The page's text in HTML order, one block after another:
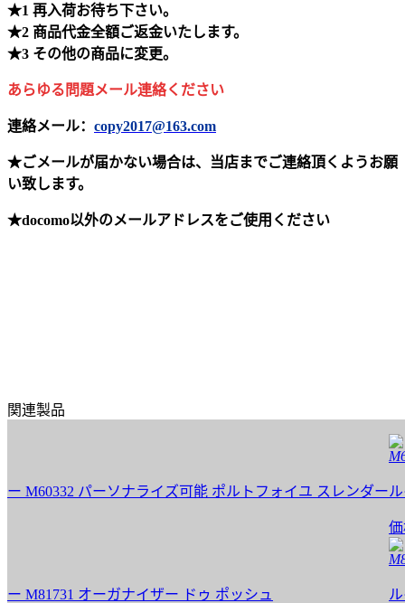
★1 再入荷お待ち下さい。
★2 商品代金全額ご返金いたします。
★3 その他の商品に変更。
あらゆる問題メール連絡ください
連絡メール： copy2017@163.com
★ごメールが届かない場合は、当店までご連絡頂くようお願
い致します。
★docomo以外のメールアドレスをご使用ください
関連製品
パーソナライズ可能 ポルトフォイユ スレンダー
オーガナイザー ドゥ ポッシュ
ルイ
価格:
ルイ